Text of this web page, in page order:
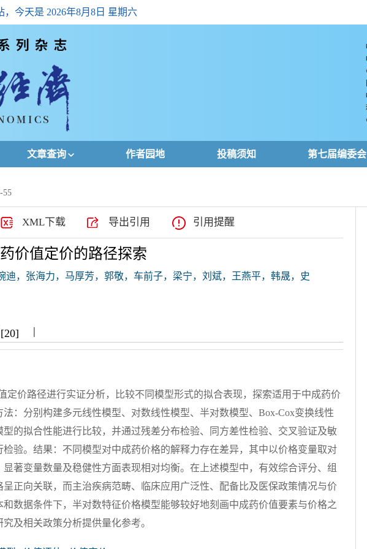
，今天是 2026年8月8日 星期六
文章查询
高级查询
下载排名
作者园地 投稿须知 第七届编委会
55
XML下载 导出引用 引用提醒
价值定价的路径探索
迪，张海力，马厚芳，郭敬，车前子，梁宁，刘斌，王燕平，韩晟，史
|||
定价路径进行实证分析，比较不同模型形式的拟合表现，探索适用于中成药价
：分别构建多元线性模型、对数线性模型、半对数模型、Box-Cox变换线性
的拟合性能进行比较，并通过残差分布检验、同方差性检验、交叉验证及敏
验。结果：不同模型对中成药价格的解释力存在差异，其中以价格变量取对
著变量数量及稳健性方面表现相对均衡。在上述模型中，有效综合评分、组
正向关联，而主治疾病范畴、临床应用广泛性、配备比及医保政策情况与价
数据条件下，半对数特征价格模型能够较好地刻画中成药价值要素与价格之
及相关政策分析提供量化参考。